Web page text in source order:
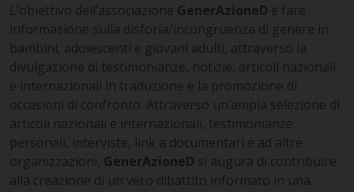
L’obiettivo dell’associazione GenerAzioneD è fare
informazione sulla disforia/incongruenza di genere in
bambini, adolescenti e giovani adulti, attraverso la
divulgazione di testimonianze, notizie, articoli nazionali
e internazionali in traduzione e la promozione di
occasioni di confronto. Attraverso un’ampia selezione di
articoli nazionali e internazionali, testimonianze
personali, interviste, link a documentari e ad altre
organizzazioni, GenerAzioneD si augura di contribuire
alla creazione di un vero dibattito informato in una